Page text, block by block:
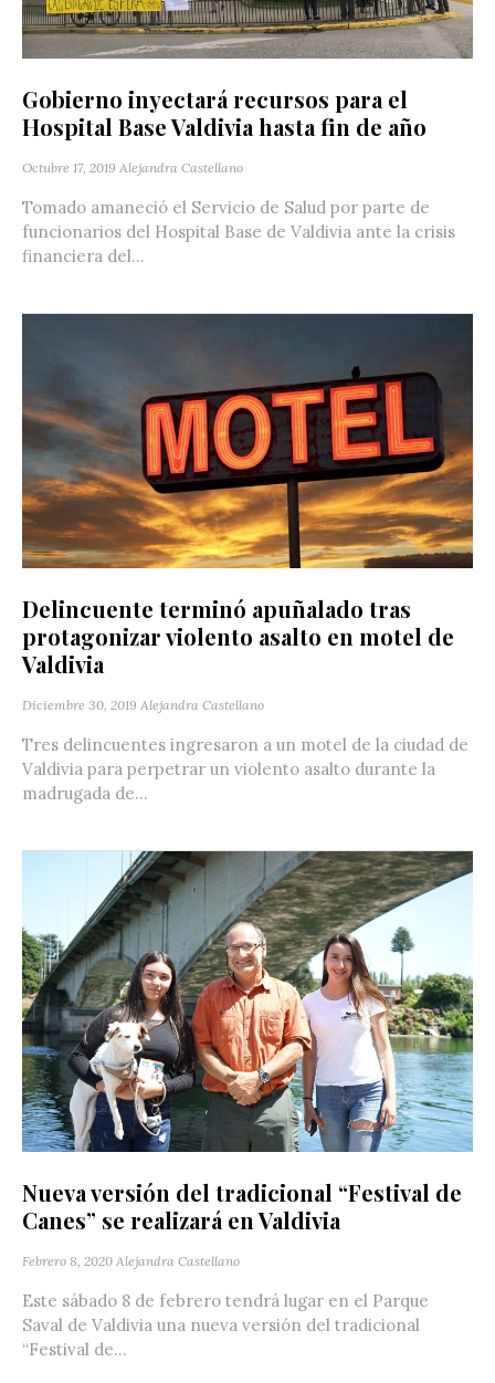
Gobierno inyectará recursos para el
Hospital Base Valdivia hasta fin de año
Octubre 17, 2019 Alejandra Castellano
Tomado amaneció el Servicio de Salud por parte de
funcionarios del Hospital Base de Valdivia ante la crisis
financiera del...
Delincuente terminó apuñalado tras
protagonizar violento asalto en motel de
Valdivia
Diciembre 30, 2019 Alejandra Castellano
Tres delincuentes ingresaron a un motel de la ciudad de
Valdivia para perpetrar un violento asalto durante la
madrugada de...
Nueva versión del tradicional “Festival de
Canes” se realizará en Valdivia
Febrero 8, 2020 Alejandra Castellano
Este sábado 8 de febrero tendrá lugar en el Parque
Saval de Valdivia una nueva versión del tradicional
“Festival de...